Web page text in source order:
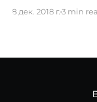
аппаратов для
отечественными
беспилотников? Принципами
8 дек. 2018 г.3 min